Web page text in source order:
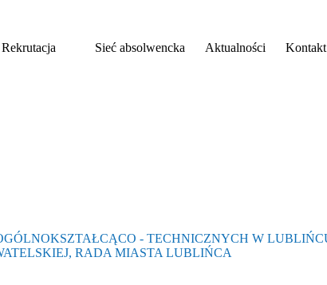
Rekrutacja Sieć absolwencka Aktualności Kontakt
- TECHNICZNYCH W
RADA MIASTA LUBLIŃCA